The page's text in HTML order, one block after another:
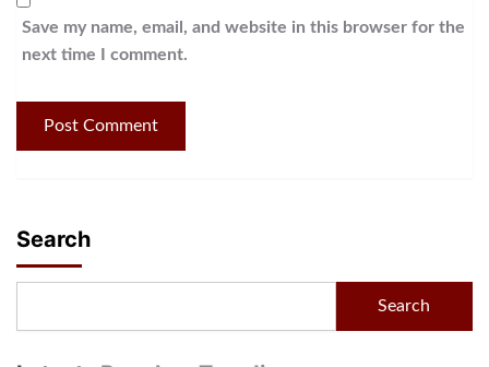
Save my name, email, and website in this browser for the
next time I comment.
Search
Search